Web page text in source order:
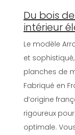
Du bois
intérieur
Le modèle
et
planches de
Fabriqué en
d’origine
rigoureux
optimale.